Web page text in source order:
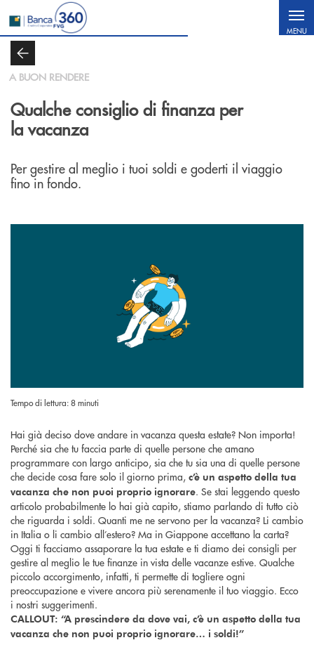
Salta al contenuto principale
MENU
A BUON RENDERE
Qualche consiglio di finanza per
la vacanza
Per gestire al meglio i tuoi soldi e goderti il viaggio
fino in fondo.
Tempo di lettura: 8 minuti
Hai già deciso dove andare in vacanza questa estate? Non importa!
Perché sia che tu faccia parte di quelle persone che amano
programmare con largo anticipo, sia che tu sia una di quelle persone
che decide cosa fare solo il giorno prima, c’è un aspetto della tua
vacanza che non puoi proprio ignorare. Se stai leggendo questo
articolo probabilmente lo hai già capito, stiamo parlando di tutto ciò
che riguarda i soldi. Quanti me ne servono per la vacanza? Li cambio
in Italia o li cambio all’estero? Ma in Giappone accettano la carta?
Oggi ti facciamo assaporare la tua estate e ti diamo dei consigli per
gestire al meglio le tue finanze in vista delle vacanze estive. Qualche
piccolo accorgimento, infatti, ti permette di togliere ogni
preoccupazione e vivere ancora più serenamente il tuo viaggio. Ecco
i nostri suggerimenti.
CALLOUT: “A prescindere da dove vai, c’è un aspetto della tua
vacanza che non puoi proprio ignorare… i soldi!”